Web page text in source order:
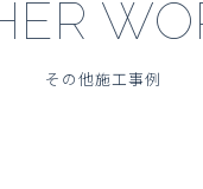
その他施工事例